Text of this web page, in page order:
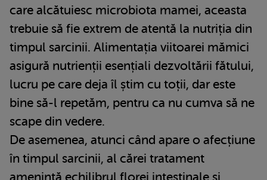
care alcătuiesc microbiota mamei, aceasta
trebuie să fie extrem de atentă la nutriția din
timpul sarcinii. Alimentația viitoarei mămici
asigură nutrienții esențiali dezvoltării fătului,
lucru pe care deja îl știm cu toții, dar este
bine să-l repetăm, pentru ca nu cumva să ne
scape din vedere.
De asemenea, atunci când apare o afecțiune
în timpul sarcinii, al cărei tratament